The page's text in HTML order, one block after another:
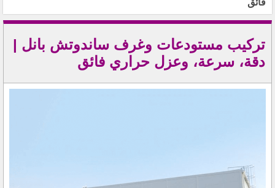
فائق
تركيب مستودعات وغرف ساندوتش بانل |
دقة، سرعة، وعزل حراري فائق